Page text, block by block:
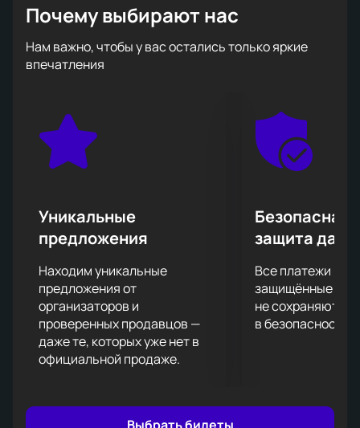
Зрителей традиционно ожидает море драйва и
услышать хиты любимого исполнителя и подпевать
ему, а также невероятное шоу, которые Shaman
Подарите себе невероятные впечатления от
посещения концерта своего любимого
исполнителя!
Почему выбирают нас
Нам важно, чтобы у вас остались только яркие
впечатления
Уникальные
предложения
Находим уникальные
предложения от
организаторов и
проверенных продавцов —
даже те, которых уже нет в
официальной продаже.
Безопасная
защита
Все платежи
защищённые
не сохраняются
в безопасности.